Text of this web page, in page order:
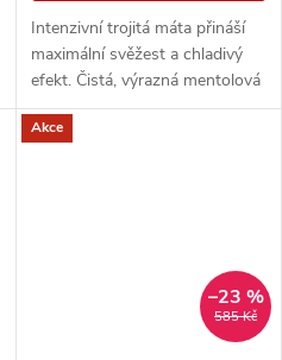
Intenzivní trojitá máta přináší
maximální svěžest a chladivý
efekt. Čistá, výrazná mentolová
chuť pro milovníky silného
osvěžení.
Akce
585 Kč
–23 %